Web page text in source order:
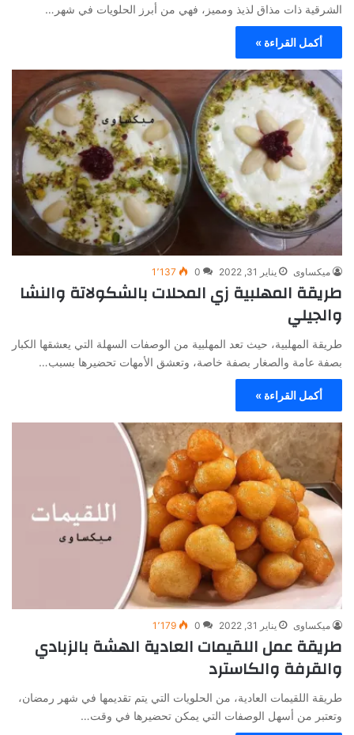
الشرقية ذات مذاق لذيذ ومميز، فهي من أبرز الحلويات في شهر…
أكمل القراءة »
ميكساوى يناير 31, 2022 0 1٬137
طريقة المهلبية زي المحلات بالشكولاتة والنشا
والجيلي
طريقة المهلبية، حيث تعد المهلبية من الوصفات السهلة التي يعشقها الكبار
بصفة عامة والصغار بصفة خاصة، وتعشق الأمهات تحضيرها بسبب…
أكمل القراءة »
ميكساوى يناير 31, 2022 0 1٬179
طريقة عمل اللقيمات العادية الهشة بالزبادي
والقرفة والكاسترد
طريقة اللقيمات العادية، من الحلويات التي يتم تقديمها في شهر رمضان،
وتعتبر من أسهل الوصفات التي يمكن تحضيرها في وقت…